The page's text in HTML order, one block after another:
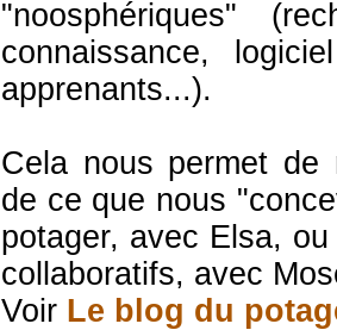
"noosphériques"
connaissance,
apprenants...).
Cela nous permet de
de ce que nous
potager, avec Elsa,
collaboratifs, avec
Voir Le blog du